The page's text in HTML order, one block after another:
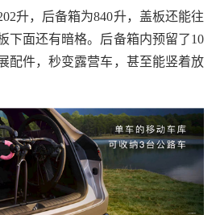
，后备箱为840升，盖板还能往
下面还有暗格。后备箱内预留了10
配件，秒变露营车，甚至能竖着放